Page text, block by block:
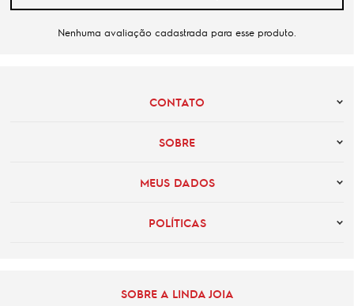
Nenhuma avaliação cadastrada para esse produto.
CONTATO
SOBRE
MEUS DADOS
POLÍTICAS
SOBRE A LINDA JOIA